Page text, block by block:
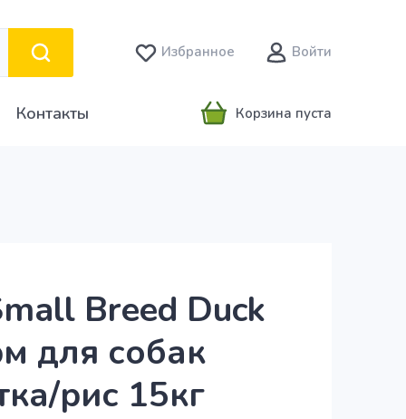
Избранное Войти
Контакты Корзина пуста
Breed Duck
для собак
рис 15кг